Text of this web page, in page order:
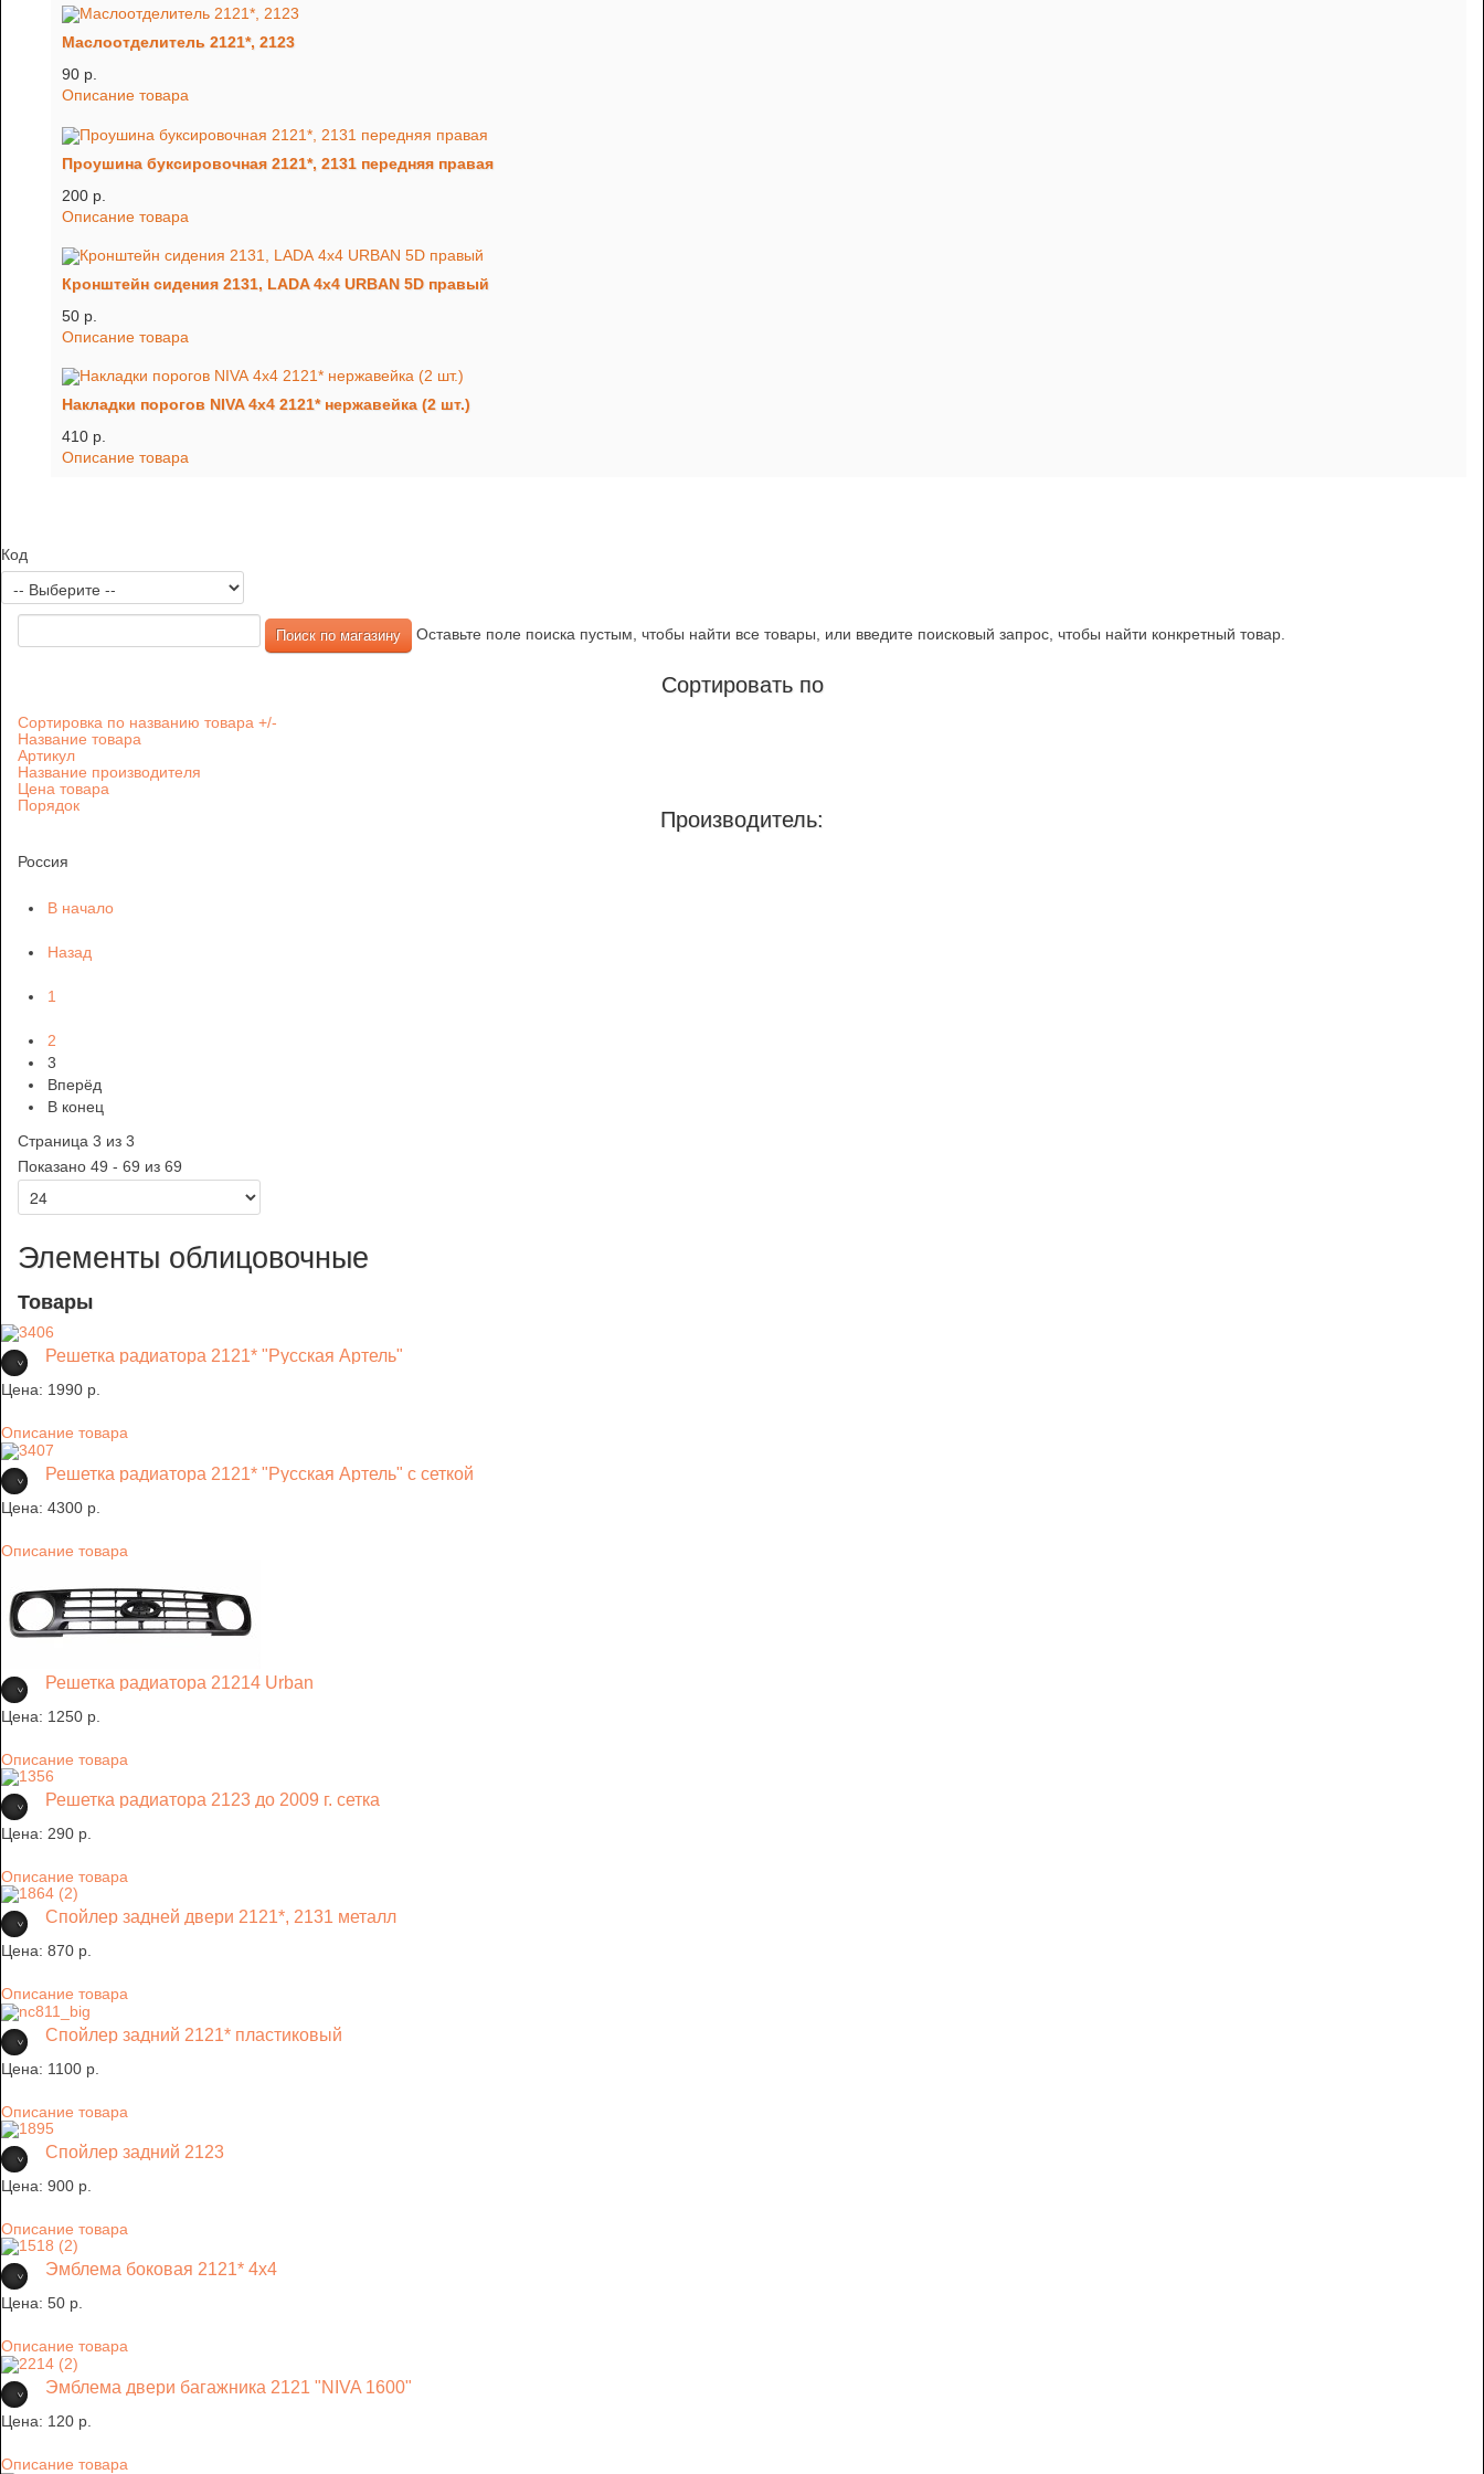
Маслоотделитель 2121*, 2123
90 p.
Описание товара
Проушина буксировочная 2121*, 2131 передняя правая
200 p.
Описание товара
Кронштейн сидения 2131, LADA 4x4 URBAN 5D правый
50 p.
Описание товара
Накладки порогов NIVA 4x4 2121* нержавейка (2 шт.)
410 p.
Описание товара
Код
Оставьте поле поиска пустым, чтобы найти все товары, или введите поисковый запрос, чтобы найти конкретный товар.
Сортировать по
Сортировка по названию товара +/-
Название товара
Артикул
Название производителя
Цена товара
Порядок
Производитель:
Россия
В начало
Назад
1
2
3
Вперёд
В конец
Страница 3 из 3
Показано 49 - 69 из 69
Элементы облицовочные
Товары
Решетка радиатора 2121* "Русская Артель"
Цена: 1990 p.
Описание товара
Решетка радиатора 2121* "Русская Артель" с сеткой
Цена: 4300 p.
Описание товара
Решетка радиатора 21214 Urban
Цена: 1250 p.
Описание товара
Решетка радиатора 2123 до 2009 г. сетка
Цена: 290 p.
Описание товара
Спойлер задней двери 2121*, 2131 металл
Цена: 870 p.
Описание товара
Спойлер задний 2121* пластиковый
Цена: 1100 p.
Описание товара
Спойлер задний 2123
Цена: 900 p.
Описание товара
Эмблема боковая 2121* 4х4
Цена: 50 p.
Описание товара
Эмблема двери багажника 2121 "NIVA 1600"
Цена: 120 p.
Описание товара